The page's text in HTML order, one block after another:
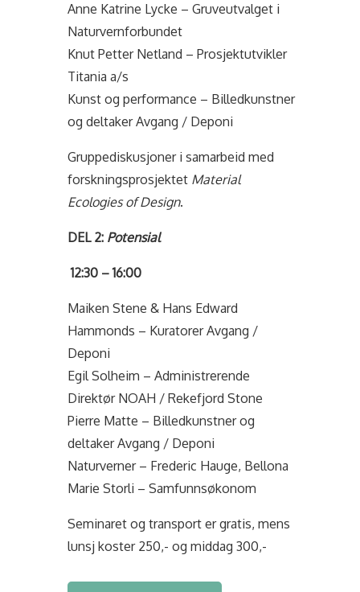
Anne Katrine Lycke – Gruveutvalget i
Naturvernforbundet
Knut Petter Netland – Prosjektutvikler
Titania a/s
Kunst og performance – Billedkunstner
og deltaker Avgang / Deponi
Gruppediskusjoner i samarbeid med
forskningsprosjektet Material
Ecologies of Design.
DEL 2: Potensial
12:30 – 16:00
Maiken Stene & Hans Edward
Hammonds – Kuratorer Avgang /
Deponi
Egil Solheim – Administrerende
Direktør NOAH / Rekefjord Stone
Pierre Matte – Billedkunstner og
deltaker Avgang / Deponi
Naturverner – Frederic Hauge, Bellona
Marie Storli – Samfunnsøkonom
Seminaret og transport er gratis, mens
lunsj koster 250,- og middag 300,-